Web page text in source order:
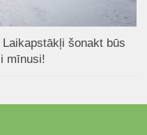
šonakt būs
mīnusi!